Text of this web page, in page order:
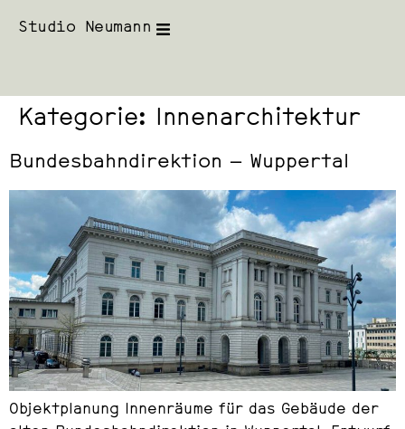
Studio Neumann
Kategorie: Innenarchitektur
Bundesbahndirektion – Wuppertal
Objektplanung Innenräume für das Gebäude der